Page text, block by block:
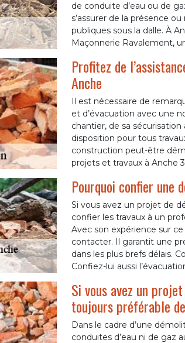
de conduite d’eau ou de
s’assurer de la présence
publiques sous la dalle. À
Maçonnerie Ravalement,
Profitez de
Anche
Il est nécessaire de
et d’évacuation avec une
chantier, de sa
disposition pour tous
construction peut-être
projets et travaux à Anche
Pourquoi confier une
Si vous avez un projet de
confier les travaux à un
Avec son expérience sur
contacter. Il garantit une
dans les plus brefs délais.
Confiez-lui aussi
Si vous avez un
toujours préférable
Dans le cadre d’une
conduites d’eau ni de gaz